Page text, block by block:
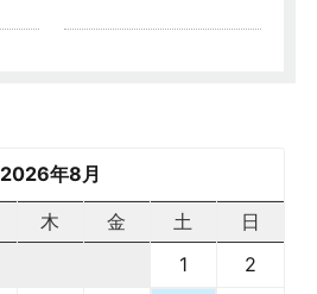
2026年8月
木 金 土
日
1
2